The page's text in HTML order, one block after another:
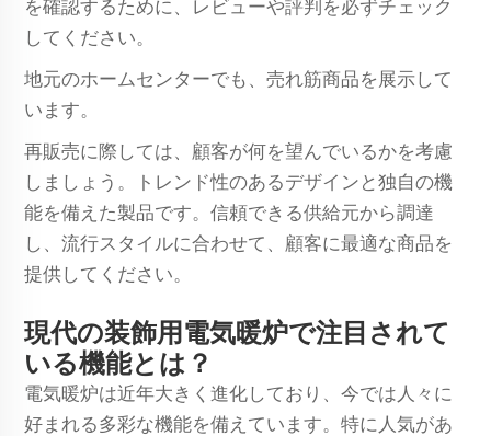
を確認するために、レビューや評判を必ずチェック
してください。
地元のホームセンターでも、売れ筋商品を展示して
います。
再販売に際しては、顧客が何を望んでいるかを考慮
しましょう。トレンド性のあるデザインと独自の機
能を備えた製品です。信頼できる供給元から調達
し、流行スタイルに合わせて、顧客に最適な商品を
提供してください。
現代の装飾用電気暖炉で注目されて
いる機能とは？
電気暖炉は近年大きく進化しており、今では人々に
好まれる多彩な機能を備えています。特に人気があ